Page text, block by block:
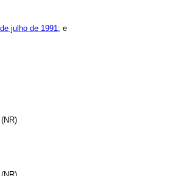
julho de 1991; e